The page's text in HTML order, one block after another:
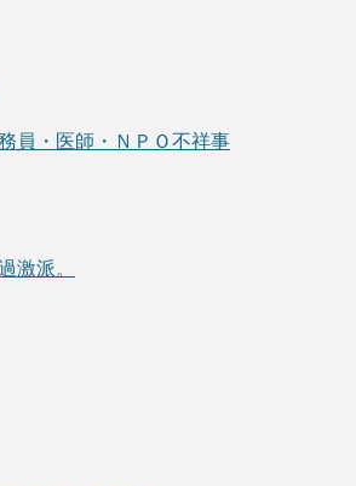
員・医師・ＮＰＯ不祥事
激派。